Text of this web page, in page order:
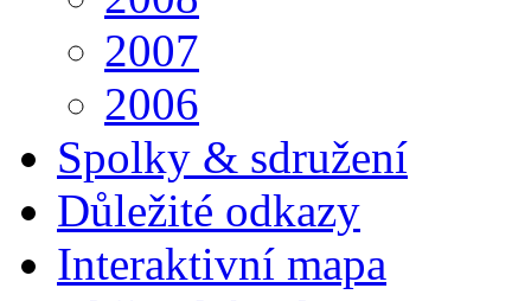
2007
2006
Spolky & sdružení
Důležité odkazy
Interaktivní mapa